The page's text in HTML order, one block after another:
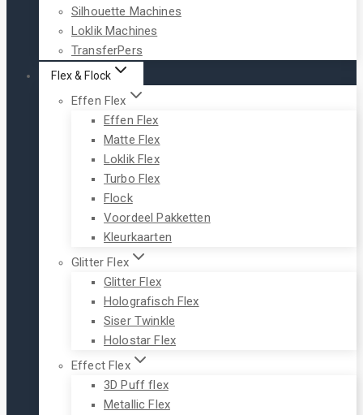
Silhouette Machines
Loklik Machines
TransferPers
Flex & Flock
Effen Flex
Effen Flex
Matte Flex
Loklik Flex
Turbo Flex
Flock
Voordeel Pakketten
Kleurkaarten
Glitter Flex
Glitter Flex
Holografisch Flex
Siser Twinkle
Holostar Flex
Effect Flex
3D Puff flex
Metallic Flex